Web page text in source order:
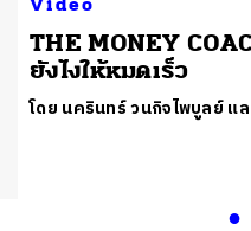
THE MONEY
ยังไงให้หมดเร็ว
โดย นครินทร์ วนกิจไพบูลย์ แ